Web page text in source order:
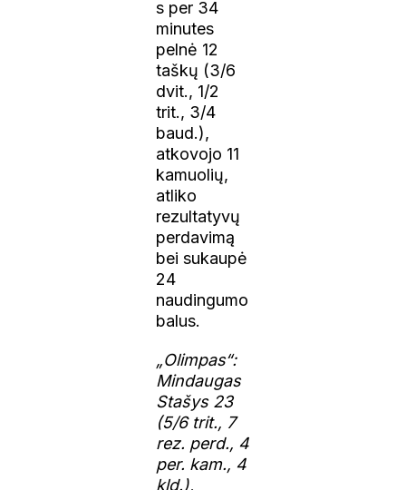
s per 34
minutes
pelnė 12
taškų (3/6
dvit., 1/2
trit., 3/4
baud.),
atkovojo 11
kamuolių,
atliko
rezultatyvų
perdavimą
bei sukaupė
24
naudingumo
balus.
„Olimpas“:
Mindaugas
Stašys 23
(5/6 trit., 7
rez. perd., 4
per. kam., 4
kld.),